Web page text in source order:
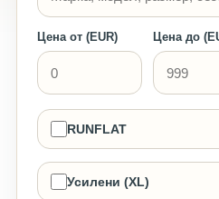
Цена от (EUR) Цена до
RUNFLAT
Усилени (XL)